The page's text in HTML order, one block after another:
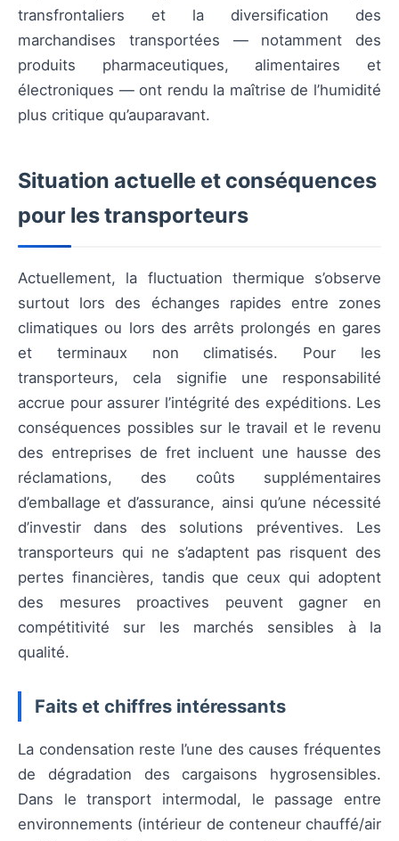
transfrontaliers et la diversification des
marchandises transportées — notamment des
produits pharmaceutiques, alimentaires et
électroniques — ont rendu la maîtrise de l’humidité
plus critique qu’auparavant.
Situation actuelle et conséquences
pour les transporteurs
Actuellement, la fluctuation thermique s’observe
surtout lors des échanges rapides entre zones
climatiques ou lors des arrêts prolongés en gares
et terminaux non climatisés. Pour les
transporteurs, cela signifie une responsabilité
accrue pour assurer l’intégrité des expéditions. Les
conséquences possibles sur le travail et le revenu
des entreprises de fret incluent une hausse des
réclamations, des coûts supplémentaires
d’emballage et d’assurance, ainsi qu’une nécessité
d’investir dans des solutions préventives. Les
transporteurs qui ne s’adaptent pas risquent des
pertes financières, tandis que ceux qui adoptent
des mesures proactives peuvent gagner en
compétitivité sur les marchés sensibles à la
qualité.
Faits et chiffres intéressants
La condensation reste l’une des causes fréquentes
de dégradation des cargaisons hygrosensibles.
Dans le transport intermodal, le passage entre
environnements (intérieur de conteneur chauffé/air